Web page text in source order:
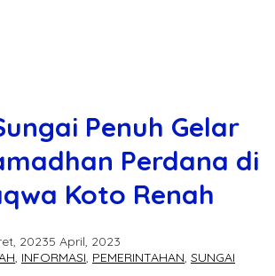
Penuh Gelar
Perdana di
Koto Renah
20235 April, 2023
, INFORMASI, PEMERINTAHAN, SUNGAI